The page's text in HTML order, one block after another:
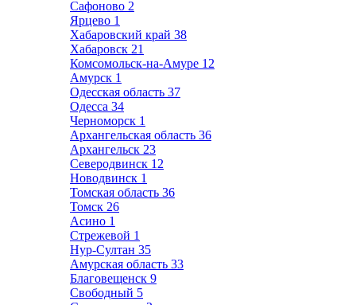
Сафоново 2
Ярцево 1
Хабаровский край 38
Хабаровск 21
Комсомольск-на-Амуре 12
Амурск 1
Одесская область 37
Одесса 34
Черноморск 1
Архангельская область 36
Архангельск 23
Северодвинск 12
Новодвинск 1
Томская область 36
Томск 26
Асино 1
Стрежевой 1
Нур-Султан 35
Амурская область 33
Благовещенск 9
Свободный 5